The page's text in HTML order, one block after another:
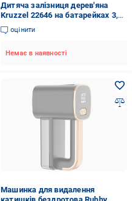
Дитяча залізниця дерев'яна
Kruzzel 22646 на батарейках 3,2
м
оцінити
Немає в наявності
Машинка для видалення